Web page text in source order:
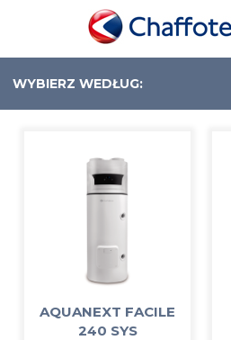
WYBIERZ WEDŁUG:
AQUANEXT FACILE
240 SYS